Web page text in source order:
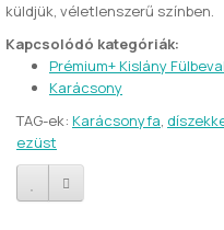
küldjük, véletlenszerű színben.
Kapcsolódó kategóriák:
Prémium+ Kislány
Karácsony
TAG-ek: Karácsonyfa,
ezüst